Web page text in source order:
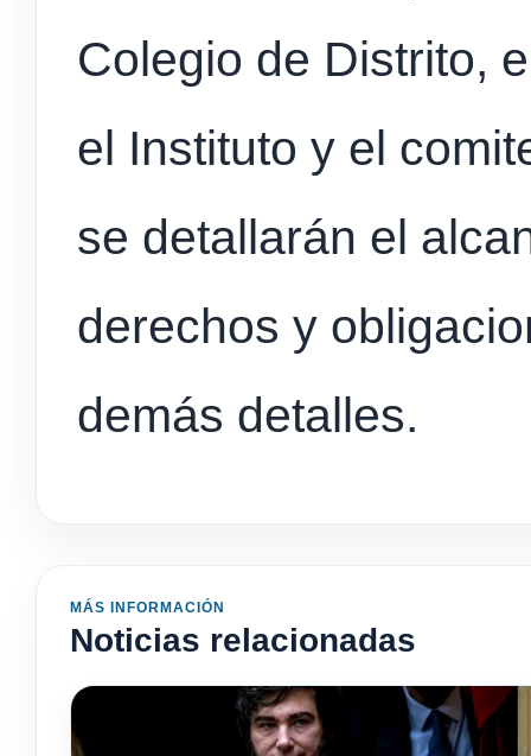
Colegio de Distrito,
el Instituto y el
se detallarán el
derechos y
demás detalles.
MÁS INFORMACIÓN
Noticias relacionadas